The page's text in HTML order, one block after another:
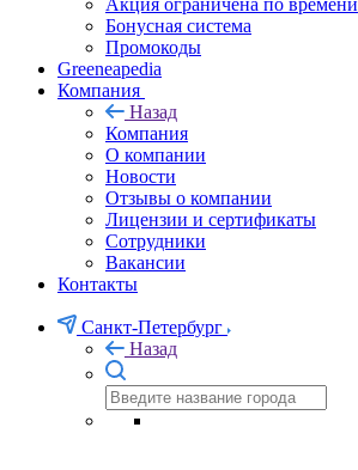
Акция ограничена по времени
Бонусная система
Промокоды
Greeneapedia
Компания
Назад
Компания
О компании
Новости
Отзывы о компании
Лицензии и сертификаты
Сотрудники
Вакансии
Контакты
Санкт-Петербург
Назад